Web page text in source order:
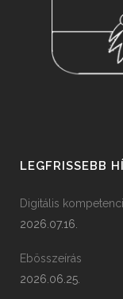
LEGFRISSEBB
Digitális
2026.07.16.
Ebösszeírás
2026.06.25.